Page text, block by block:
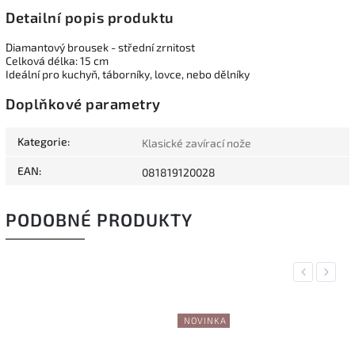
Detailní popis produktu
Diamantový brousek - střední zrnitost
Celková délka: 15 cm
Ideální pro kuchyň, táborníky, lovce, nebo dělníky
Doplňkové parametry
Kategorie: Klasické zavírací nože
EAN: 081819120028
PODOBNÉ PRODUKTY
Previous
NOVINKA
Next